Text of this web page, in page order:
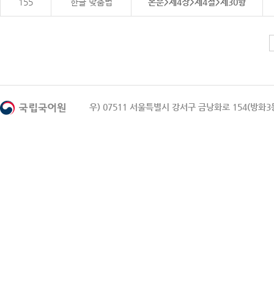
우) 07511 서울특별시 강서구 금낭화로 154(방화3